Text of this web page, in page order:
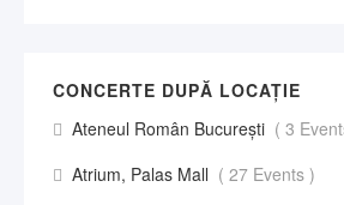
CONCERTE DUPĂ LOCAȚIE
Ateneul Român București ( 3
Atrium, Palas Mall ( 27 Events )